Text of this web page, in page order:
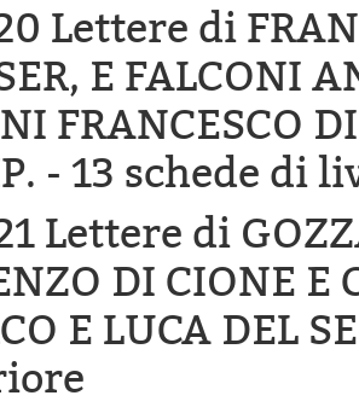
Lettere di
E FALCONI
FRANCESCO
- 13 schede di
Lettere di
DI CIONE E
E LUCA DEL